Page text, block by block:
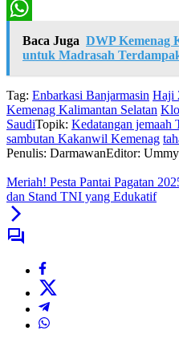
Print
WhatsApp
Baca Juga DWP Kemenag
untuk Madrasah
Tag: Enbarkasi Banjarmasin Haji
Kemenag Kalimantan Selatan
SaudiTopik: Kedatangan jemaah
sambutan Kakanwil Kemenag
Penulis: DarmawanEditor: Ummy
Meriah! Pesta Pantai Pagatan
dan Stand TNI yang Edukatif